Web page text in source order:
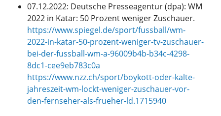
07.12.2022: Deutsche Presseagentur (dpa): WM
2022 in Katar: 50 Prozent weniger Zuschauer.
https://www.spiegel.de/sport/fussball/wm-
2022-in-katar-50-prozent-weniger-tv-zuschauer-
bei-der-fussball-wm-a-96009b4b-b34c-4298-
8dc1-cee9eb783c0a
https://www.nzz.ch/sport/boykott-oder-kalte-
jahreszeit-wm-lockt-weniger-zuschauer-vor-
den-fernseher-als-frueher-ld.1715940